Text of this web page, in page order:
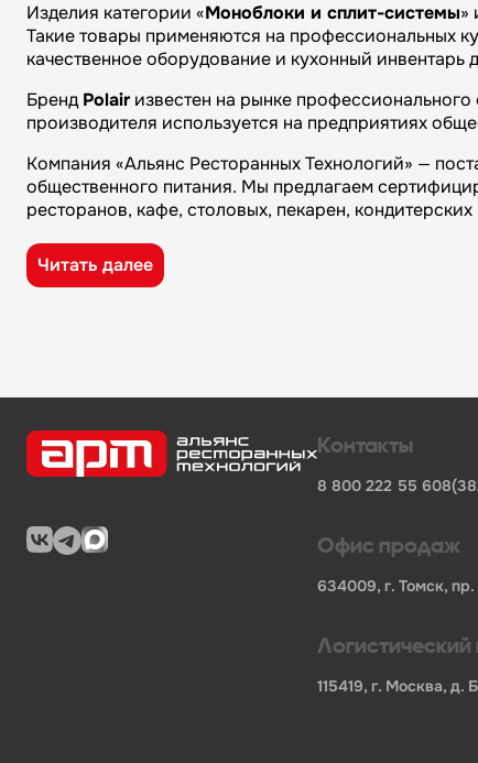
Изделия категории «Моноблоки и сплит-системы»
Такие товары применяются на профессиональных
качественное оборудование и кухонный инвентарь
БрендPolairизвестен на рынке профессионального
производителя используется на предприятиях
Компания «Альянс Ресторанных Технологий» —
общественного питания. Мы предлагаем
ресторанов, кафе, столовых, пекарен,
Преимущества компании «Альянс Ресторанных
широкий ассортимент оборудования,
Бренд - Polair
1124011d
Напряжение
Длина НЕТТО, мм
Читать далее
Контакты
8 800 222 55 60
Офис продаж
634009, г. Томск,
Логистический
115419, г. Москва,